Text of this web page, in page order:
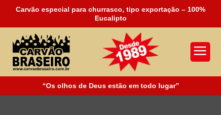
Carvão especial para churrasco, tipo exportação – 100%
Eucalipto
a
“Os olhos de Deus estão em todo lugar”